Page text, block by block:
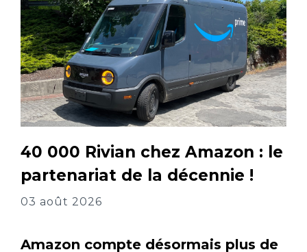
40 000 Rivian chez Amazon : le
partenariat de la décennie !
03 août 2026
Amazon compte désormais plus de